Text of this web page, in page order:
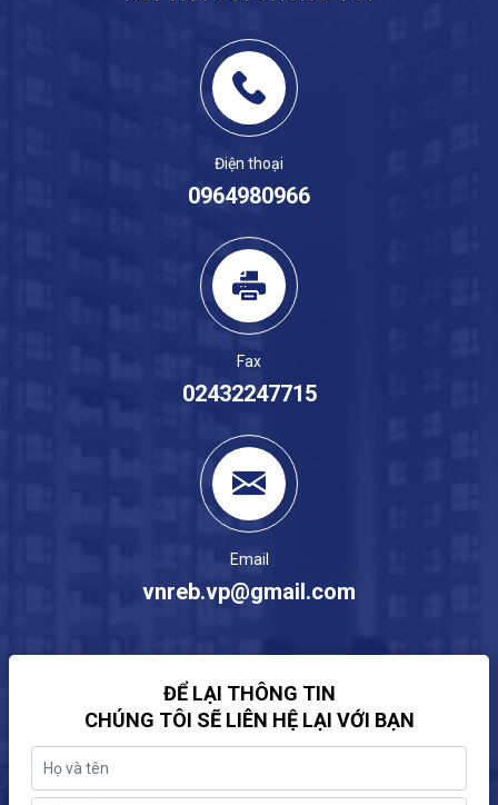
Điện thoại
0964980966
Fax
02432247715
Email
vnreb.vp@gmail.com
ĐỂ LẠI THÔNG TIN
CHÚNG TÔI SẼ LIÊN HỆ LẠI VỚI BẠN